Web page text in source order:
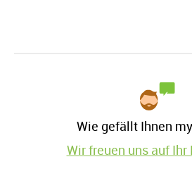
Wie gefällt Ihnen
Wir freuen uns auf Ihr